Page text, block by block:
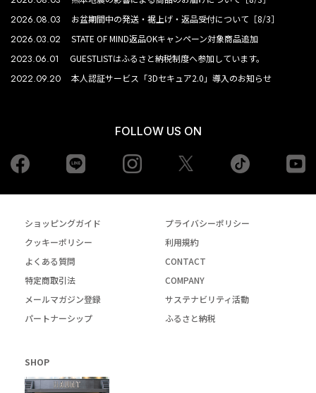
2026.08.03 お盆期間中の発送・裾上げ・返品受付について［8/3］
2026.03.02 STATE OF MIND返品OKキャンペーン対象商品追加
2023.06.01 GUESTLISTはふるさと納税制度へ参加しています。
2022.09.20 本人認証サービス「3Dセキュア2.0」導入のお知らせ
FOLLOW US ON
Facebook Instagram tiktok
ショッピングガイド
プライバシーポリシー
クッキーポリシー
利用規約
よくある質問
CONTACT
特定商取引法
COMPANY
メールマガジン登録
サステナビリティ活動
パートナーシップ
ふるさと納税
SHOP